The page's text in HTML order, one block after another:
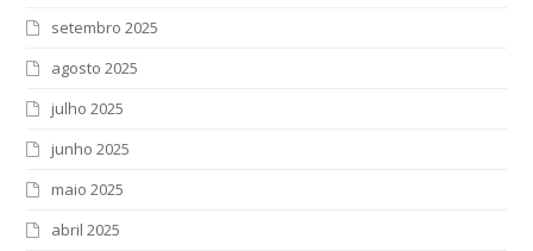
setembro 2025
agosto 2025
julho 2025
junho 2025
maio 2025
abril 2025